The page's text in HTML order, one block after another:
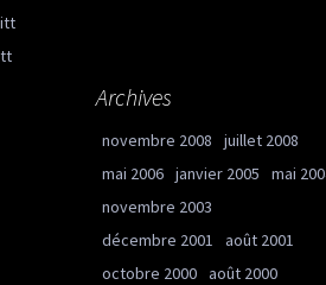
Archives
novembre 2008
juillet 2008
mai 2006 janvier 2005
mai
novembre 2003
décembre 2001
août 2001
octobre 2000 août 2000